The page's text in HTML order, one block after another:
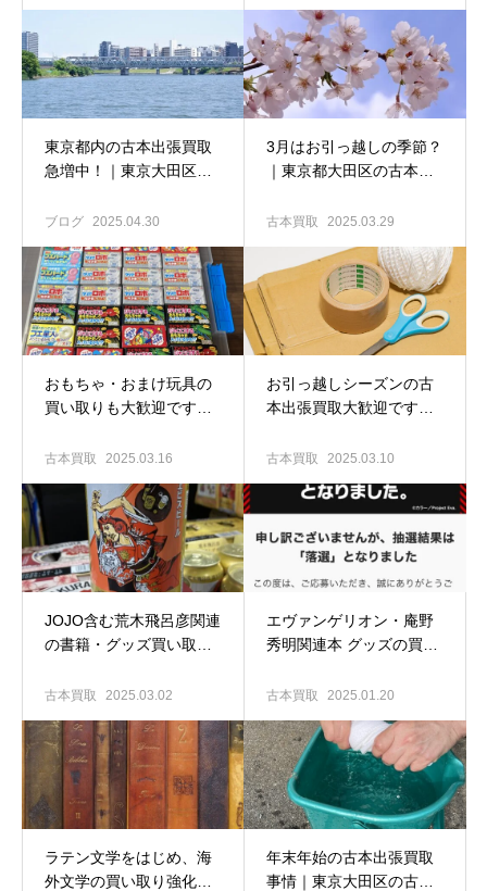
東京都内の古本出張買取
急増中！｜東京大田区の
窟揚羽堂
ブログ 2025.04.30
3月はお引っ越しの季節？
｜東京都大田区の古本出
堂
古本買取 2025.03.29
おもちゃ・おまけ玩具の
買い取りも大歓迎です｜
門店 古書窟揚羽堂
古本買取 2025.03.16
お引っ越しシーズンの古
本出張買取大歓迎です！
買取専門店 古書窟揚羽堂
古本買取 2025.03.10
JOJO含む荒木飛呂彦関連
の書籍・グッズ買い取り
本出張買取専門店 古書窟
古本買取 2025.03.02
エヴァンゲリオン・庵野
秀明関連本 グッズの買い
の古本出張買取専門店
古本買取 2025.01.20
ラテン文学をはじめ、海
外文学の買い取り強化
年末年始の古本出張買取
事情｜東京大田区の古本